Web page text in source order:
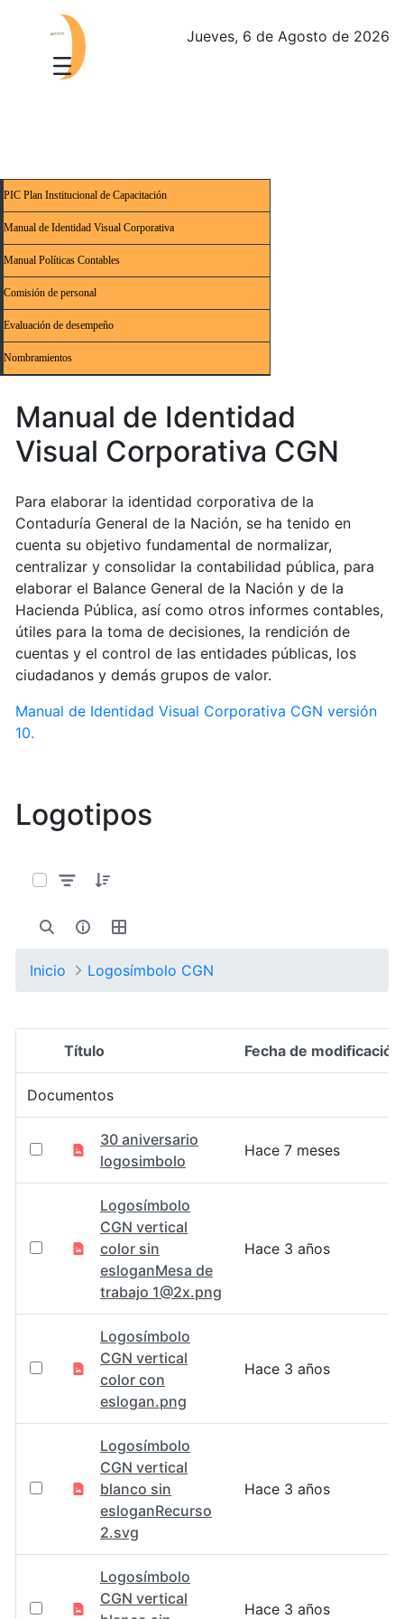
Jueves, 6 de Agosto de 2026
PIC Plan Institucional de Capacitación
Manual de Identidad Visual Corporativa
Manual Políticas Contables
Comisión de personal
Evaluación de desempeño
Nombramientos
Manual de Identidad
Visual Corporativa CGN
Para elaborar la identidad corporativa de la
Contaduría General de la Nación, se ha tenido en
cuenta su objetivo fundamental de normalizar,
centralizar y consolidar la contabilidad pública, para
elaborar el Balance General de la Nación y de la
Hacienda Pública, así como otros informes contables,
útiles para la toma de decisiones, la rendición de
cuentas y el control de las entidades públicas, los
ciudadanos y demás grupos de valor.
Manual de Identidad Visual Corporativa CGN versión
10.
Logotipos
Inicio Logosímbolo CGN
Selección del elemento
Título Fecha de modificación
Documentos
30 aniversario
logosimbolo
Hace 7 meses
Logosímbolo
CGN vertical
color sin
esloganMesa de
trabajo 1@2x.png
Hace 3 años
Logosímbolo
CGN vertical
color con
eslogan.png
Hace 3 años
Logosímbolo
CGN vertical
blanco sin
esloganRecurso
2.svg
Hace 3 años
Logosímbolo
CGN vertical
Hace 3 años